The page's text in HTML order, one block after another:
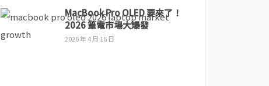
MacBook Pro OLED 要來了！
2026 筆電市場大爆發
2026 年 4 月 16 日